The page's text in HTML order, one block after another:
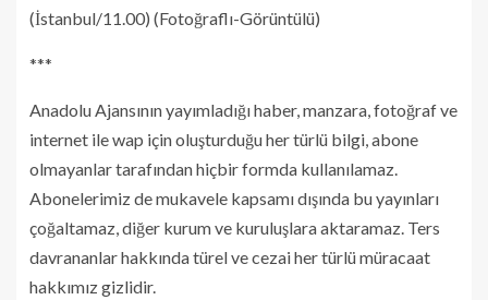
(İstanbul/11.00) (Fotoğraflı-Görüntülü)
***
Anadolu Ajansının yayımladığı haber, manzara, fotoğraf ve
internet ile wap için oluşturduğu her türlü bilgi, abone
olmayanlar tarafından hiçbir formda kullanılamaz.
Abonelerimiz de mukavele kapsamı dışında bu yayınları
çoğaltamaz, diğer kurum ve kuruluşlara aktaramaz. Ters
davrananlar hakkında türel ve cezai her türlü müracaat
hakkımız gizlidir.